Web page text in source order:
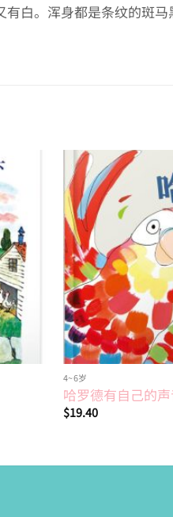
白。浑身都是条纹的斑
Add to
wishlist
4~6岁
哈罗德有自己的
$19.40